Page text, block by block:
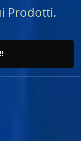
Prodotti.